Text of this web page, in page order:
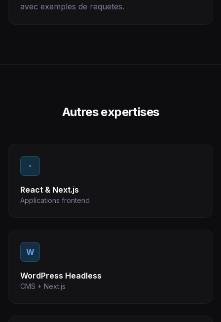
avec exemples de requetes.
Autres expertises
React & Next.js
Applications frontend
W
WordPress Headless
CMS + Next.js